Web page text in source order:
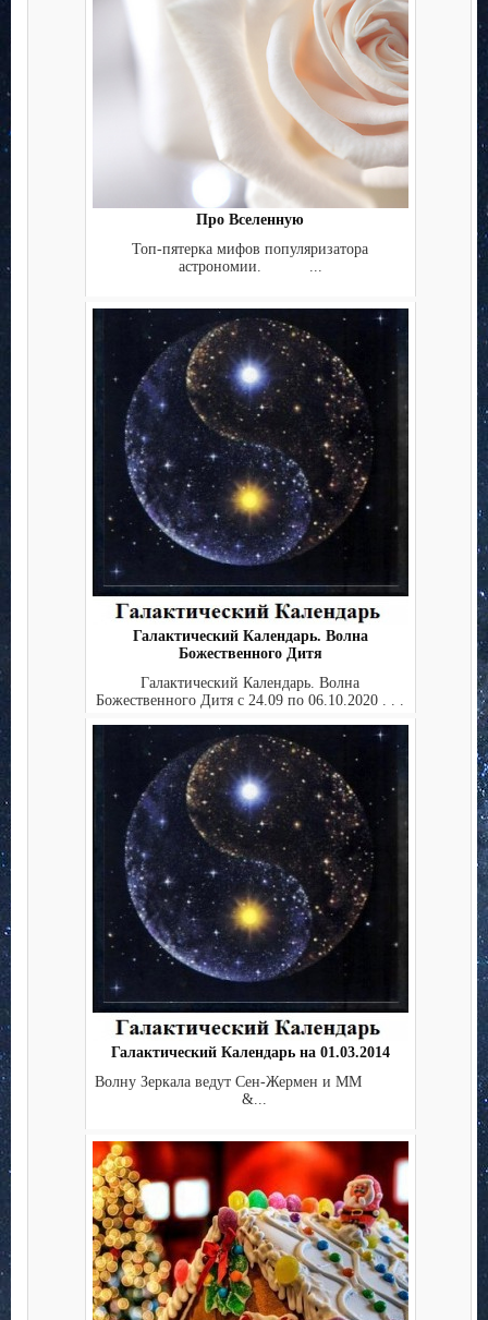
Про Вселенную
Топ-пятерка мифов популяризатора
астрономии. ...
Галактический Календарь. Волна
Божественного Дитя
Галактический Календарь. Волна
Божественного Дитя с 24.09 по 06.10.2020 . . .
Галактический Календарь на 01.03.2014
Волну Зеркала ведут Сен-Жермен и ММ
&...